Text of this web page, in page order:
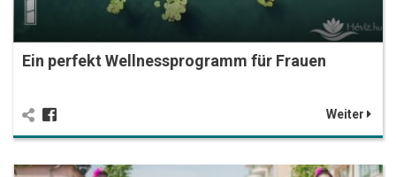
Ein perfekt Wellnessprogramm für Frauen
Weiter